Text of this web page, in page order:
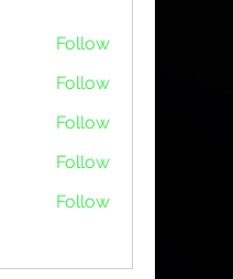
Follow
Follow
Follow
Follow
Follow